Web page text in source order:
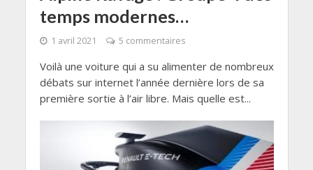
temps modernes…
1 avril 2021 5 commentaires
Voilà une voiture qui a su alimenter de nombreux
débats sur internet l’année dernière lors de sa
première sortie à l’air libre. Mais quelle est...